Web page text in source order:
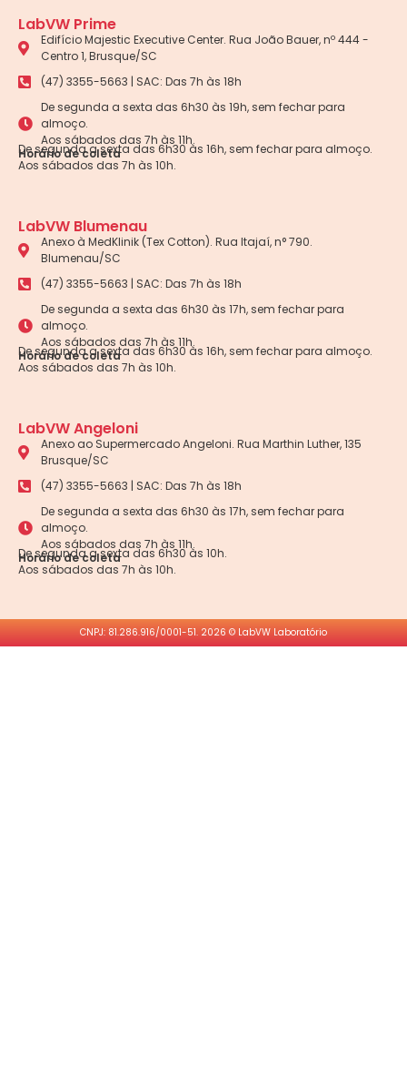
LabVW Prime
Edifício Majestic Executive Center. Rua João Bauer, nº 444 -
Centro 1, Brusque/SC
(47) 3355-5663 | SAC: Das 7h às 18h
De segunda a sexta das 6h30 às 19h, sem fechar para
almoço.
Aos sábados das 7h às 11h.
Horário de coleta
De segunda a sexta das 6h30 às 16h, sem fechar para almoço.
Aos sábados das 7h às 10h.
LabVW Blumenau
Anexo à MedKlinik (Tex Cotton). Rua Itajaí, n° 790.
Blumenau/SC
(47) 3355-5663 | SAC: Das 7h às 18h
De segunda a sexta das 6h30 às 17h, sem fechar para
almoço.
Aos sábados das 7h às 11h.
Horário de coleta
De segunda a sexta das 6h30 às 16h, sem fechar para almoço.
Aos sábados das 7h às 10h.
LabVW Angeloni
Anexo ao Supermercado Angeloni. Rua Marthin Luther, 135
Brusque/SC
(47) 3355-5663 | SAC: Das 7h às 18h
De segunda a sexta das 6h30 às 17h, sem fechar para
almoço.
Aos sábados das 7h às 11h.
Horário de coleta
De segunda a sexta das 6h30 às 10h.
Aos sábados das 7h às 10h.
CNPJ: 81.286.916/0001-51. 2026 © LabVW Laboratório